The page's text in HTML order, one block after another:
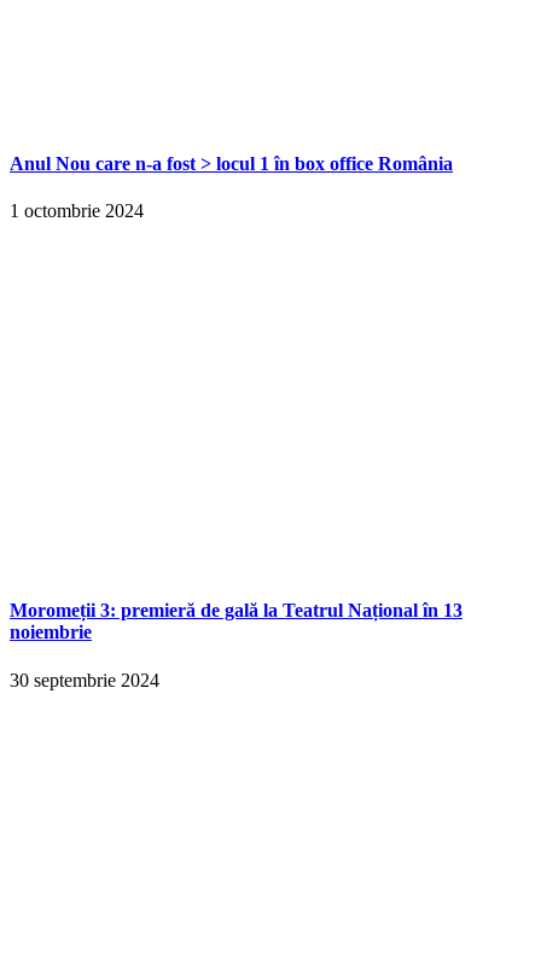
Anul Nou care n-a fost > locul 1 în box office România
1 octombrie 2024
Moromeții 3: premieră de gală la Teatrul Național în 13
noiembrie
30 septembrie 2024